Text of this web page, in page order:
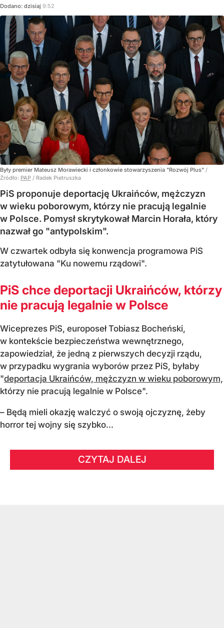
Dodano: dzisiaj 9:52
Były premier Mateusz Morawiecki i członkowie stowarzyszenia "Rozwój Plus" /
Źródło: PAP / Radek Pietruszka
PiS proponuje deportację Ukraińców, mężczyzn
w wieku poborowym, którzy nie pracują legalnie
w Polsce. Pomysł skrytykował Marcin Horała, który
nazwał go "antypolskim".
W czwartek odbyła się konwencja programowa PiS
zatytułowana "Ku nowemu rządowi".
PiS chce deportacji Ukraińców, którzy
nie pracują legalnie w Polsce
Wiceprezes PiS, europoseł Tobiasz Bocheński,
w kontekście bezpieczeństwa wewnętrznego,
zapowiedział, że jedną z pierwszych decyzji rządu,
w przypadku wygrania wyborów przez PiS, byłaby
"deportacja Ukraińców, mężczyzn w wieku poborowym,
którzy nie pracują legalnie w Polsce".
– Będą mieli okazję walczyć o swoją ojczyznę, żeby
horror tej wojny się szybko...
CZYTAJ DALEJ